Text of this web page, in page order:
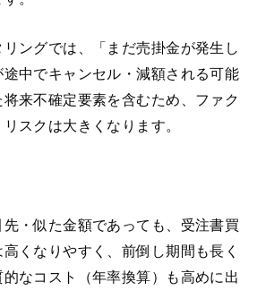
ングでは、「まだ売掛金が発生し
中でキャンセル・減額される可能
来不確定要素を含むため、ファク
スクは大きくなります。
・似た金額であっても、受注書買
くなりやすく、前倒し期間も長く
なコスト（年率換算）も高めに出